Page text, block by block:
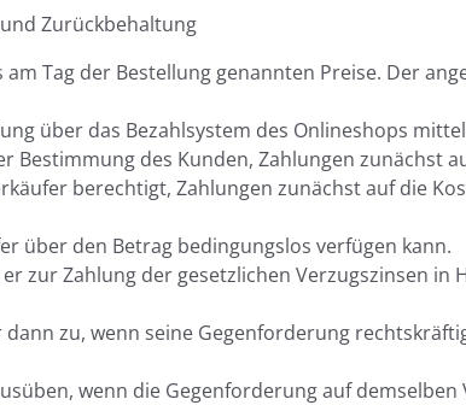
Zurückbehaltung
Tag der Bestellung genannten Preise. Der
über das Bezahlsystem des Onlineshops
des Kunden, Zahlungen zunächst
berechtigt, Zahlungen zunächst auf die
über den Betrag bedingungslos verfügen kann.
zur Zahlung der gesetzlichen Verzugszinsen
zu, wenn seine Gegenforderung
wenn die Gegenforderung auf